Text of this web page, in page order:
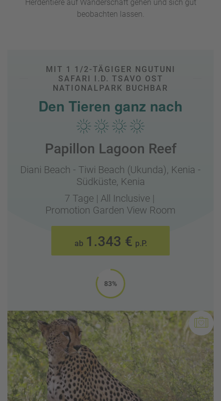
Badeurlaub.
Herdentiere auf Wanderschaft gehen und sich gut
beobachten lassen.
MIT 1 1/2-TÄGIGER NGUTUNI
SAFARI I.D. TSAVO OST
NATIONALPARK BUCHBAR
Den Tieren ganz nach
Papillon Lagoon Reef
Diani Beach - Tiwi Beach (Ukunda), Kenia -
Südküste, Kenia
7 Tage | All Inclusive |
Promotion Garden View Room
ab 1.343 € p.P.
83%